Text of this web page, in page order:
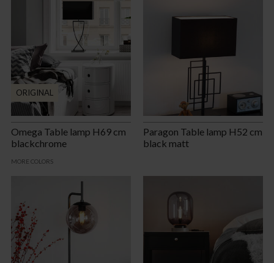
ORIGINAL
Omega Table lamp H69 cm
blackchrome
MORE COLORS
Paragon Table lamp H52 cm
black matt